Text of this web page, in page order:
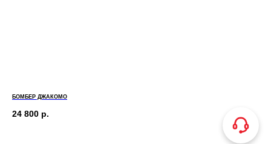
БОМБЕР ДЖАКОМО
24 800 р.